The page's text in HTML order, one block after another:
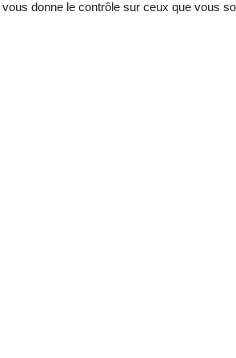
donne le contrôle sur ceux que vous